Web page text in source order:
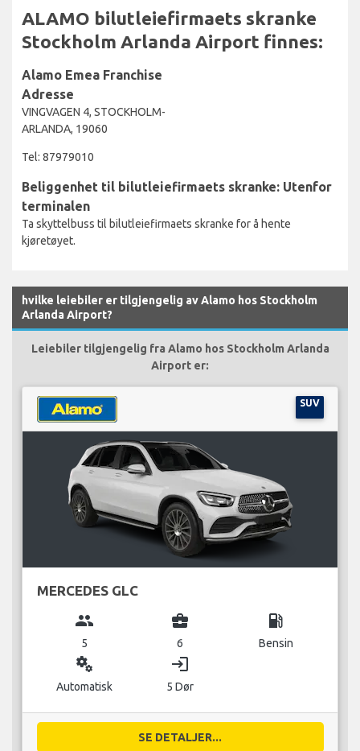
ALAMO bilutleiefirmaets skranke
Stockholm Arlanda Airport finnes:
Alamo Emea Franchise
Adresse
VINGVAGEN 4, STOCKHOLM-
ARLANDA, 19060
Tel: 87979010
Beliggenhet til bilutleiefirmaets skranke: Utenfor
terminalen
Ta skyttelbuss til bilutleiefirmaets skranke for å hente
kjøretøyet.
hvilke leiebiler er tilgjengelig av Alamo hos Stockholm
Arlanda Airport?
Leiebiler tilgjengelig fra Alamo hos Stockholm Arlanda
Airport er:
SUV
MERCEDES GLC
group
5
business_center
6
local_gas_station
Bensin
miscellaneous_services
Automatisk
login
5 Dør
SE DETALJER...